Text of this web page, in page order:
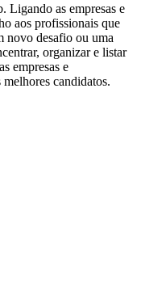
Ligando as empresas e
aos profissionais que
novo desafio ou uma
organizar e listar
empresas e
candidatos.